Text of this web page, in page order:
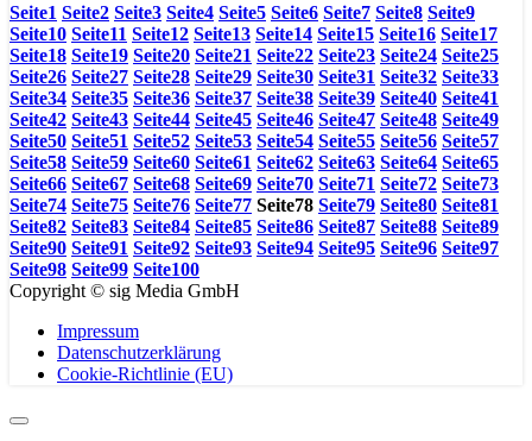
Seite1 Seite2 Seite3 Seite4 Seite5 Seite6 Seite7 Seite8 Seite9
Seite10 Seite11 Seite12 Seite13 Seite14 Seite15 Seite16 Seite17
Seite18 Seite19 Seite20 Seite21 Seite22 Seite23 Seite24 Seite25
Seite26 Seite27 Seite28 Seite29 Seite30 Seite31 Seite32 Seite33
Seite34 Seite35 Seite36 Seite37 Seite38 Seite39 Seite40 Seite41
Seite42 Seite43 Seite44 Seite45 Seite46 Seite47 Seite48 Seite49
Seite50 Seite51 Seite52 Seite53 Seite54 Seite55 Seite56 Seite57
Seite58 Seite59 Seite60 Seite61 Seite62 Seite63 Seite64 Seite65
Seite66 Seite67 Seite68 Seite69 Seite70 Seite71 Seite72 Seite73
Seite74 Seite75 Seite76 Seite77 Seite78 Seite79 Seite80 Seite81
Seite82 Seite83 Seite84 Seite85 Seite86 Seite87 Seite88 Seite89
Seite90 Seite91 Seite92 Seite93 Seite94 Seite95 Seite96 Seite97
Seite98 Seite99 Seite100
Copyright © sig Media GmbH
Impressum
Datenschutzerklärung
Cookie-Richtlinie (EU)